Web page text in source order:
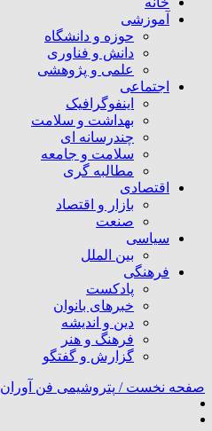
آموزشی
حوزه و دانشگاه
دانش و فناوری
علمی و پژوهشی
اجتماعی
اینفوگرافیک
بهداشت و سلامت
چندرسانه ای
سلامت و جامعه
مطالبه گری
اقتصادی
بازار و اقتصاد
صنعت
سیاسی
بین الملل
فرهنگی
پادکست
خبرهای بانوان
دین و اندیشه
فرهنگ و هنر
گزارش و گفتگو
صفحه نخست / پتروشیمی فن آوران